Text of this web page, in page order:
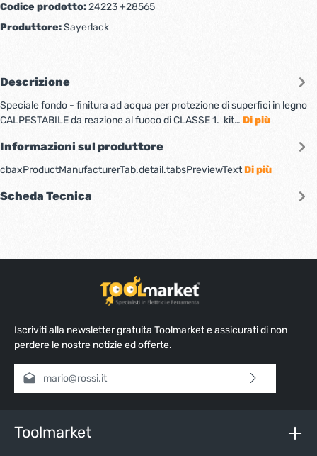
Codice prodotto:24223 +28565
Produttore:Sayerlack
Descrizione
Speciale fondo - finitura ad acqua per protezione di superfici in legno
CALPESTABILE da reazione al fuoco di CLASSE 1. kit… Di più
Informazioni sul produttore
cbaxProductManufacturerTab.detail.tabsPreviewTextDi più
Scheda Tecnica
Iscriviti alla newsletter gratuita Toolmarket e assicurati di non
perdere le nostre notizie ed offerte.
Indirizzo e-mail*
nostri termini e condizioni generali
Inserisci i caratteri sopra*
Toolmarket